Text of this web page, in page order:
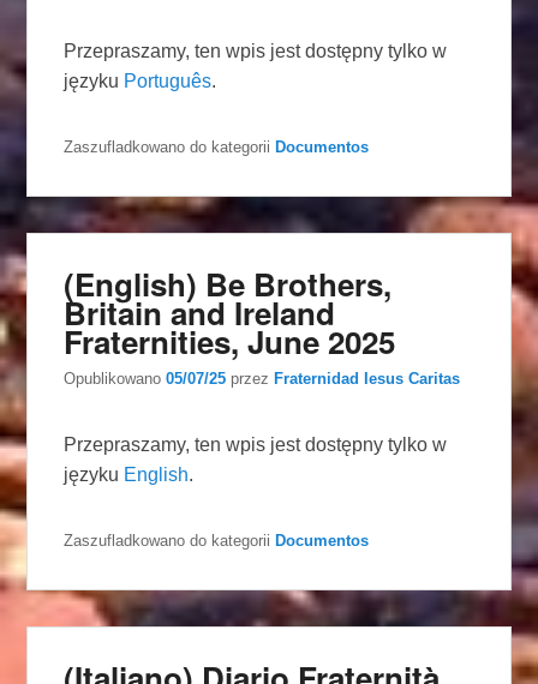
Przepraszamy, ten wpis jest dostępny tylko w
języku Português.
Zaszufladkowano do kategorii Documentos
(English) Be Brothers,
Britain and Ireland
Fraternities, June 2025
Opublikowano05/07/25 przez Fraternidad Iesus Caritas
Przepraszamy, ten wpis jest dostępny tylko w
języku English.
Zaszufladkowano do kategorii Documentos